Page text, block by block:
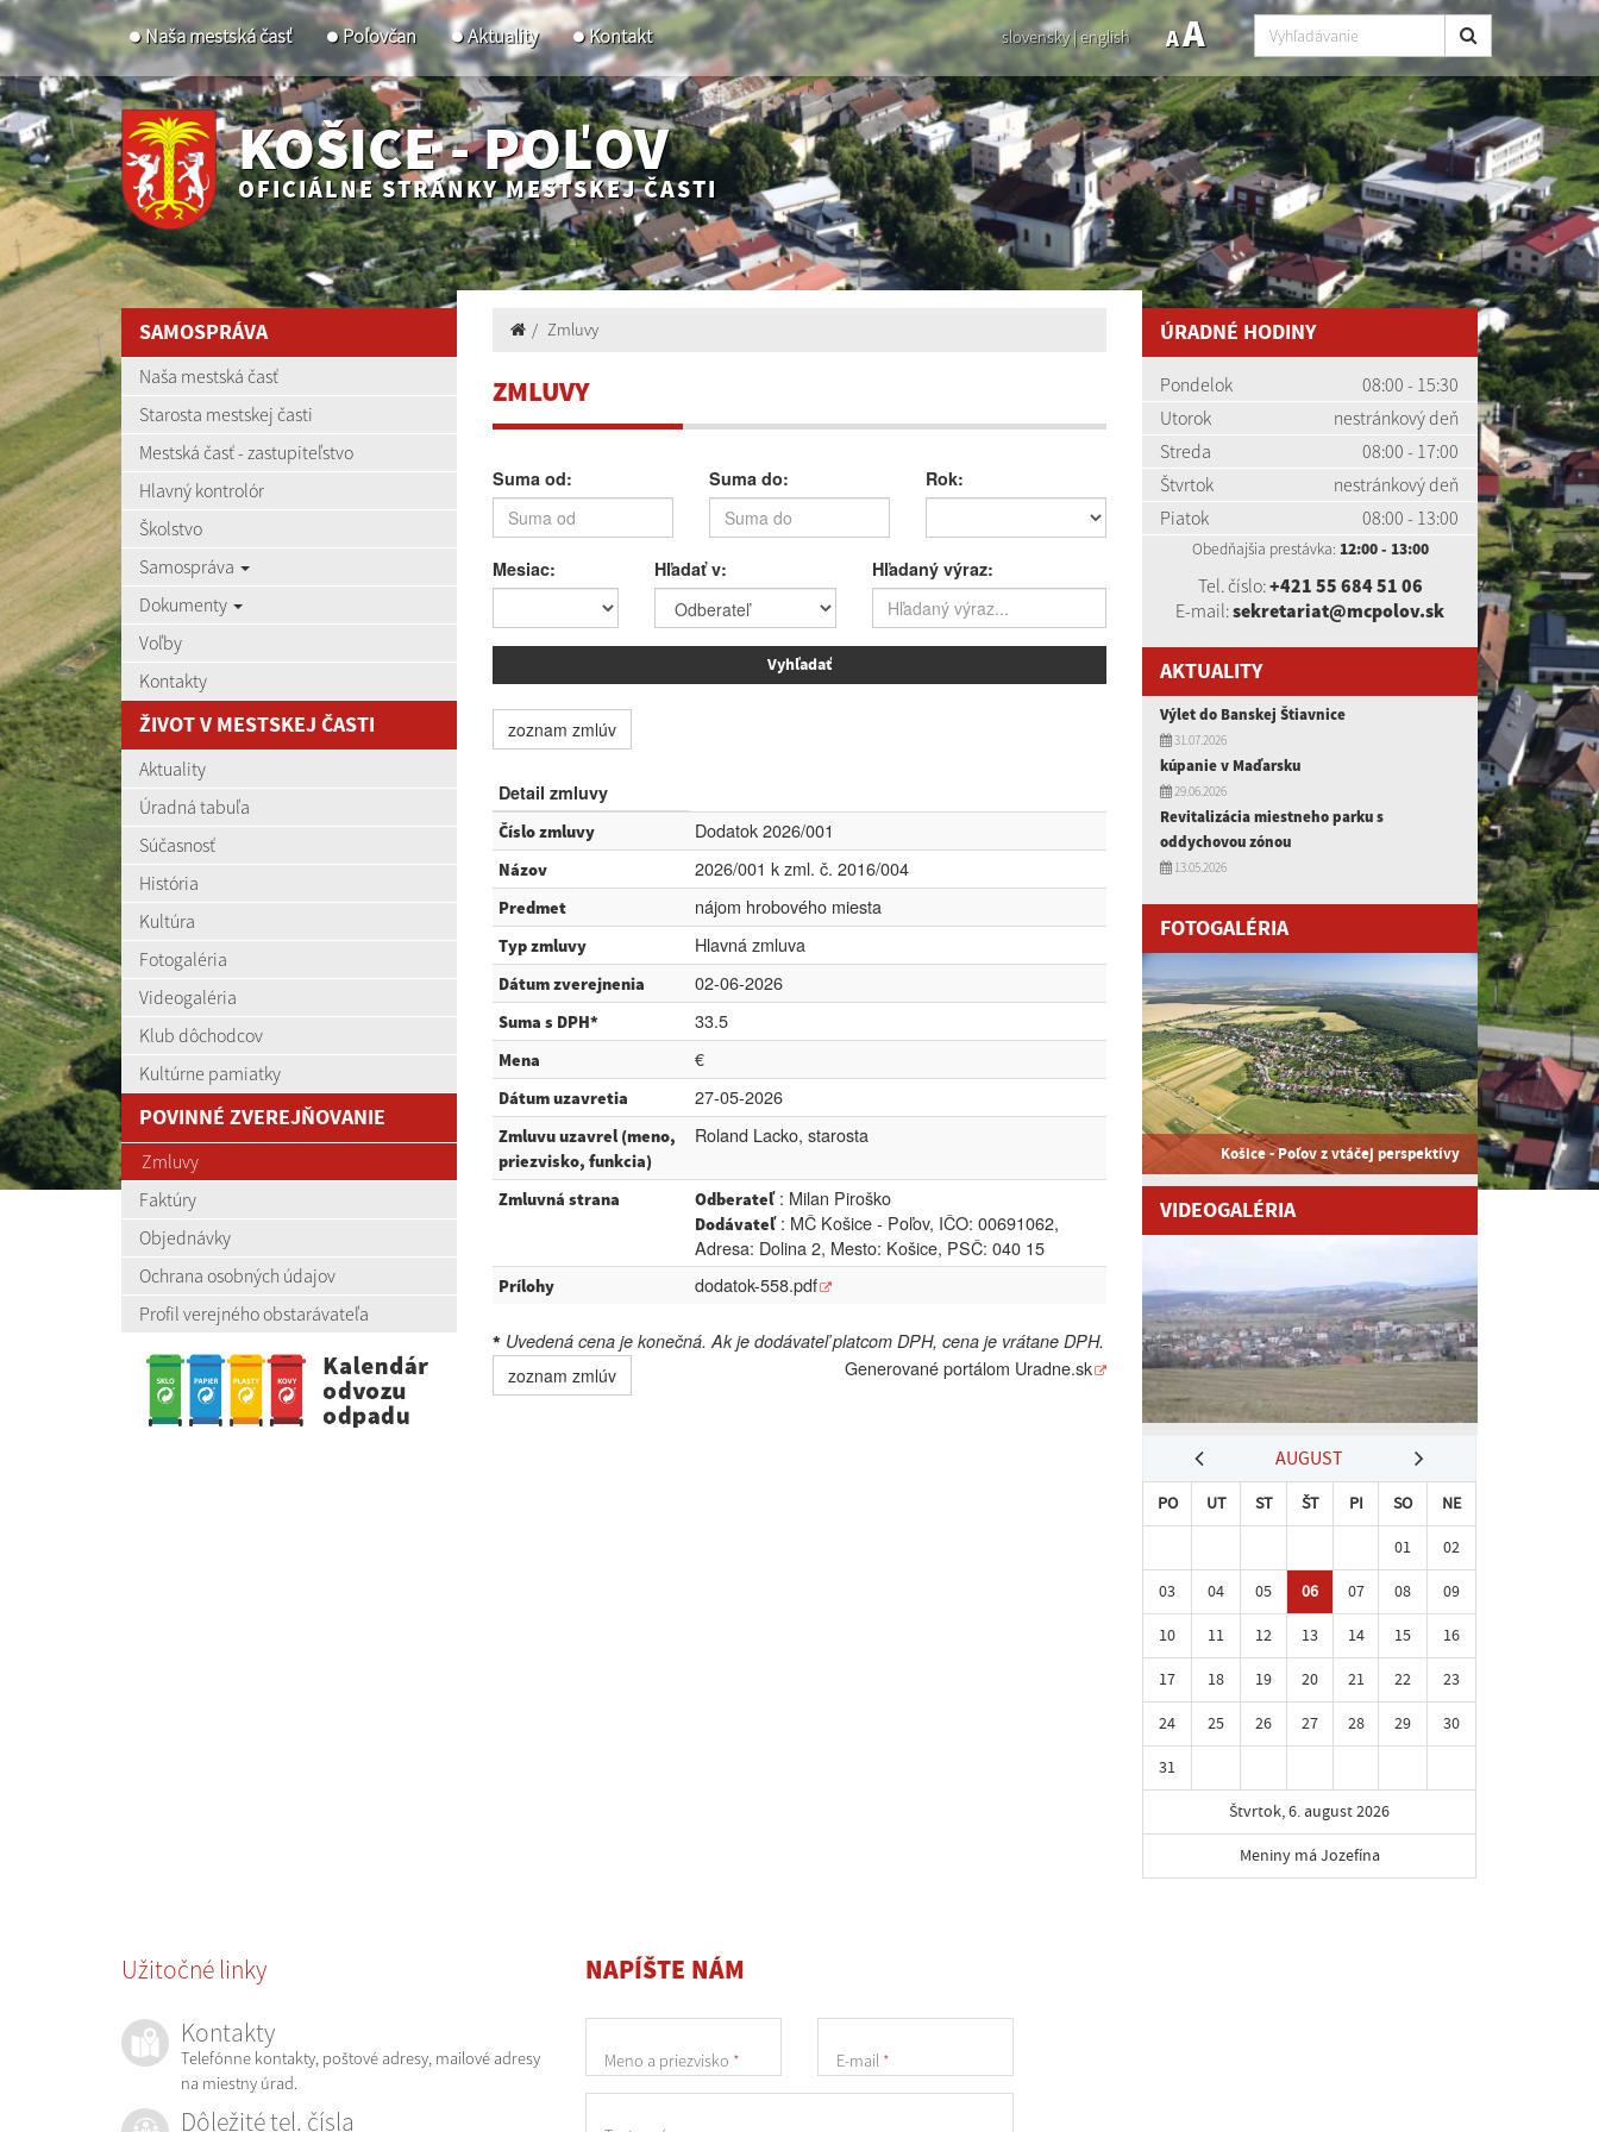
Naša mestská časť Poľovčan Aktuality Kontakt slovensky|english AA
KOŠICE - POĽOV
OFICIÁLNE STRÁNKY MESTSKEJ ČASTI
SAMOSPRÁVA
Naša mestská časť
Starosta mestskej časti
Mestská časť - zastupiteľstvo
Hlavný kontrolór
Školstvo
Samospráva
Dokumenty
Voľby
Kontakty
ŽIVOT V MESTSKEJ ČASTI
Aktuality
Úradná tabuľa
Súčasnosť
História
Kultúra
Fotogaléria
Videogaléria
Klub dôchodcov
Kultúrne pamiatky
POVINNÉ ZVEREJŇOVANIE
Zmluvy
Faktúry
Objednávky
Ochrana osobných údajov
Profil verejného obstarávateľa
Zmluvy
ZMLUVY
Suma od: Suma do: Rok:
Mesiac: Hľadať v: Hľadaný výraz:
zoznam zmlúv
Detail zmluvy
Číslo zmluvy Dodatok 2026/001
Názov 2026/001 k zml. č. 2016/004
Predmet nájom hrobového miesta
Typ zmluvy Hlavná zmluva
Dátum zverejnenia 02-06-2026
Suma s DPH* 33.5
Mena €
Dátum uzavretia 27-05-2026
Zmluvu uzavrel (meno,
priezvisko, funkcia)
Roland Lacko, starosta
Zmluvná strana Odberateľ: Milan Piroško
Dodávateľ: MČ Košice - Poľov, IČO: 00691062,
Adresa: Dolina 2, Mesto: Košice, PSČ: 040 15
Prílohy dodatok-558.pdf
*Uvedená cena je konečná. Ak je dodávateľ platcom DPH, cena je vrátane DPH.
zoznam zmlúv
Generované portálom Uradne.sk
ÚRADNÉ HODINY
Pondelok
08:00 - 15:30
Utorok
nestránkový deň
Streda
08:00 - 17:00
Štvrtok
nestránkový deň
Piatok
08:00 - 13:00
Obedňajšia prestávka: 12:00 - 13:00
Tel. číslo:+421 55 684 51 06
E-mail:sekretariat@mcpolov.sk
AKTUALITY
Výlet do Banskej Štiavnice
31.07.2026
kúpanie v Maďarsku
29.06.2026
Revitalizácia miestneho parku s
oddychovou zónou
13.05.2026
FOTOGALÉRIA
Košice - Poľov z vtáčej perspektívy
VIDEOGALÉRIA
AUGUST
PO UT ST ŠT PI SO
NE
01
02
03
04 05 06 07 08
09
10
11 12 13 14 15
16
17
18 19 20 21 22
23
24
25 26 27 28 29
30
31
Štvrtok, 6. august 2026
Meniny má Jozefína
NAPÍŠTE NÁM
Meno a priezvisko * E-mail *
Užitočné linky
Kontakty
Telefónne kontakty, poštové adresy, mailové adresy
na miestny úrad.
Dôležité tel. čísla